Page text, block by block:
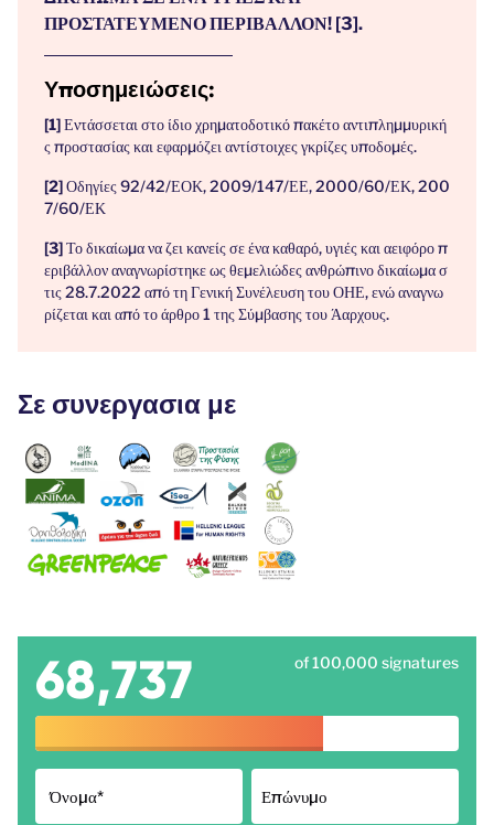
ΠΡΟΣΤΑΤΕΥΜΕΝΟ ΠΕΡΙΒΑΛΛΟΝ! [3].
Υποσημειώσεις:
Εντάσσεται στο ίδιο χρηματοδοτικό πακέτο αντιπλημμυρική
ς προστασίας και εφαρμόζει αντίστοιχες γκρίζες υποδομές.
Οδηγίες 92/42/ΕΟΚ, 2009/147/ΕΕ, 2000/60/ΕΚ, 200
7/60/ΕΚ
Το δικαίωμα να ζει κανείς σε ένα καθαρό, υγιές και αειφόρο π
εριβάλλον αναγνωρίστηκε ως θεμελιώδες ανθρώπινο δικαίωμα σ
τις 28.7.2022 από τη Γενική Συνέλευση του ΟΗΕ, ενώ αναγνω
ρίζεται και από το άρθρο 1 της Σύμβασης του Άαρχους.
Σε συνεργασια με
68,737 of 100,000 signatures
Όνομα* Επώνυμο